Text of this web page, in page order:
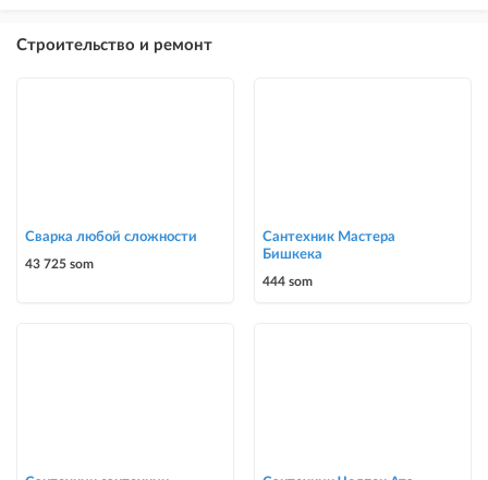
Строительство и ремонт
Сварка любой сложности
43 725 som
Сантехник Мастера
Бишкека
444 som